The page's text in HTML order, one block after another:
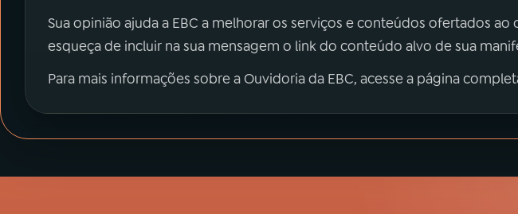
Sua opinião ajuda a EBC a melhorar os serviços e conteúdos ofertados ao
esqueça de incluir na sua mensagem o link do conteúdo alvo de sua
Para mais informações sobre a Ouvidoria da EBC, acesse a página